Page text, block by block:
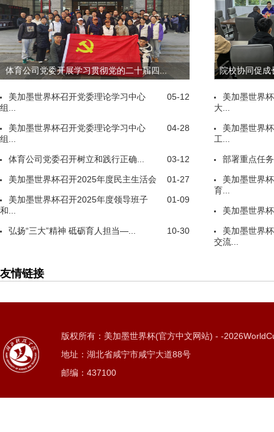
体育公司党委开展学习贯彻党的二十届四...
05-12
美加墨世界杯召开党委理论学习中心
组...
04-28
美加墨世界杯召开党委理论学习中心
组...
03-12
体育公司党委召开树立和践行正确...
01-27
美加墨世界杯召开2025年度民主生活会
01-09
美加墨世界杯召开2025年度领导班子
和...
10-30
弘扬“三大”精神 砥砺育人担当—...
院校协同促
美加墨世界
大...
美加墨世界
工...
部署重点任
美加墨世界
育...
美加墨世界
美加墨世界
交流...
友情链接
版权所有：美加墨世界杯(官方中文网站) - -
地址：湖北省咸宁市咸宁大道88号
邮编：437100